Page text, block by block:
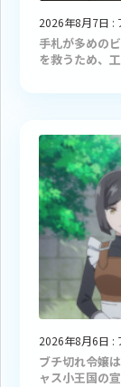
2026年8月7日 :
手札が多めの
を救うため、
2026年8月6日 :
ブチ切れ令嬢
ャス小王国の